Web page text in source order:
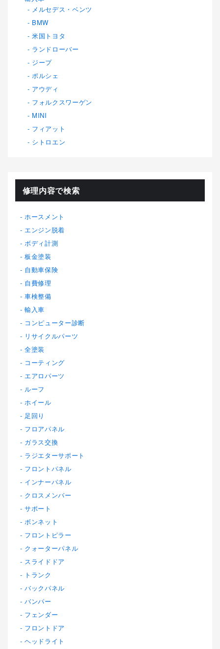
メルセデス・ベンツ
BMW
米国トヨタ
ランドローバー
ジープ
ポルシェ
アウディ
フォルクスワーゲン
MINI
フィアット
シトロエン
修理内容で検索
ホースメント
エンジン脱着
ボディ計測
板金塗装
自動車保険
自費修理
車検整備
輸入車
コンピューター診断
リサイクルパーツ
全塗装
コーティング
エアロパーツ
ルーフ
ホイール
足回り
フロアパネル
ガラス交換
ラジエターサポート
フロントパネル
インナーパネル
クロスメンバー
サポート
ボンネット
フロントピラー
クォーターパネル
スライドドア
トランク
バックパネル
バンパー
フェンダー
フロントドア
ヘッドライト